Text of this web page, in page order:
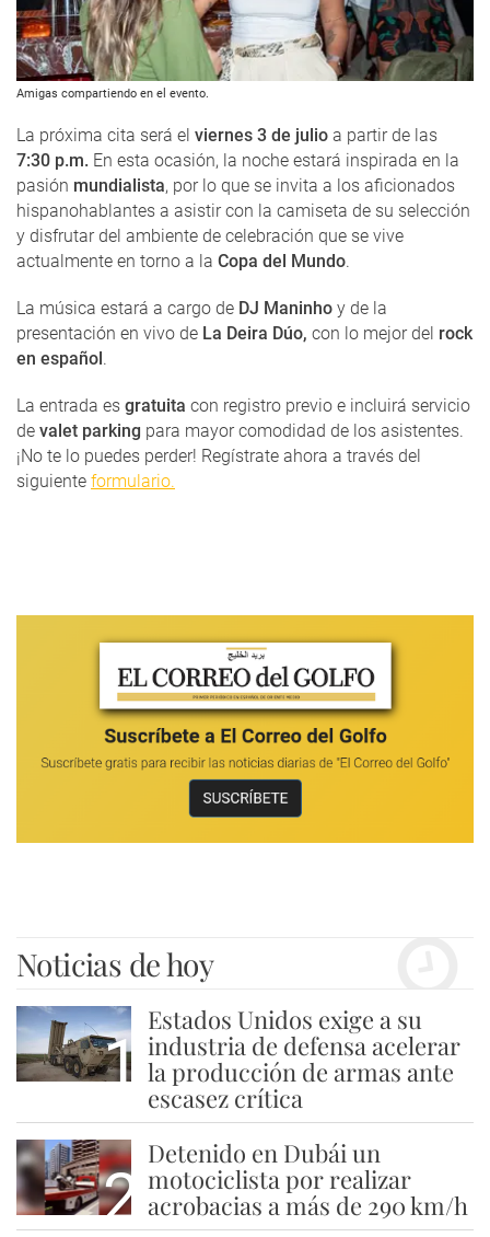
Amigas compartiendo en el evento.
La próxima cita será el viernes 3 de julio a partir de las
7:30 p.m. En esta ocasión, la noche estará inspirada en la
pasión mundialista, por lo que se invita a los aficionados
hispanohablantes a asistir con la camiseta de su selección
y disfrutar del ambiente de celebración que se vive
actualmente en torno a la Copa del Mundo.
La música estará a cargo de DJ Maninho y de la
presentación en vivo de La Deira Dúo, con lo mejor del rock
en español.
La entrada es gratuita con registro previo e incluirá servicio
de valet parking para mayor comodidad de los asistentes.
¡No te lo puedes perder! Regístrate ahora a través del
siguiente formulario.
Noticias de hoy
1
Estados Unidos exige a su
industria de defensa acelerar
la producción de armas ante
escasez crítica
2
Detenido en Dubái un
motociclista por realizar
acrobacias a más de 290 km/h